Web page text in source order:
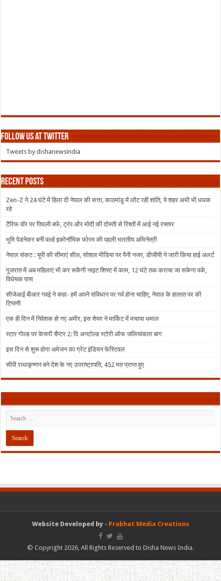
Follow us at Twitter
Tweets by dishanewsindia
Recent Posts
Zen-Z ने 24 घंटे में हिला दी नेपाल की सत्ता, काठमांडू में लौट रही शांति, ये शहर अभी भी धधक
रहे
टैरिफ वॉर पर पिघली बर्फ, ट्रंप और मोदी की दोस्ती से रिश्तों में आई नई रफ्तार
भूमि पेडनेकर बनीं वर्ल्ड इकोनॉमिक फोरम की पहली भारतीय अभिनेत्री
नेपाल संकट : यूपी की सीमाएं सील, सोशल मीडिया पर पैनी नजर, डीजीपी ने जारी किया हाई अलर्ट
गुजरात में अब महिलाएं भी कर सकेंगी नाइट शिफ्ट में काम, 12 घंटे तक कराया जा सकेगा वर्क,
विधेयक पास
सीजेआई बीआर गवई ने कहा- हमें अपने संविधान पर गर्व होना चाहिए, नेपाल के हालात पर की
टिप्पणी
एक ही दिन में निवेशक हो गए अमीर, इस शेयर ने मार्किट में मचाया धमाल
स्टार गोल्ड पर केसरी चैप्टर 2: दि अनटोल्ड स्टोरी ऑफ जलियांवाला बाग
इस दिन से शुरू होगा अमेजन का ग्रेट इंडियन फेस्टिवल
सीपी राधाकृष्णन बने देश के नए उपराष्ट्रपति, 452 मत प्राप्त हुए
Website Developed by - Prabhat Media Creations
© Copyright 2026, All Rights Reserved to Disha News India.